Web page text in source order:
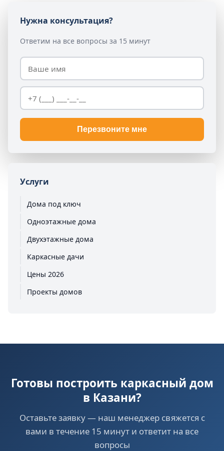
Нужна консультация?
Ответим на все вопросы за 15 минут
Перезвоните мне
Услуги
Дома под ключ
Одноэтажные дома
Двухэтажные дома
Каркасные дачи
Цены 2026
Проекты домов
Готовы построить каркасный дом
в Казани?
Оставьте заявку — наш менеджер свяжется с
вами в течение 15 минут и ответит на все
вопросы